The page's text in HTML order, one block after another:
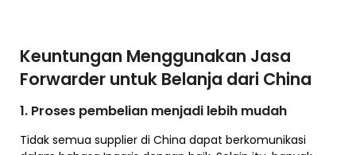
Keuntungan Menggunakan Jasa
Forwarder untuk Belanja dari China
1. Proses pembelian menjadi lebih mudah
Tidak semua supplier di China dapat berkomunikasi